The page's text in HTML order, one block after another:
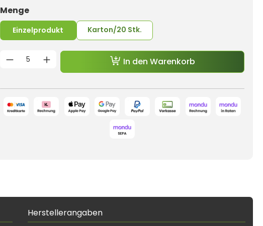
Mengeauswählen
Einzelprodukt Karton/20 Stk.
Produkt Anzahl: Gib den gewünschten
In den Warenkorb
Herstellerangaben